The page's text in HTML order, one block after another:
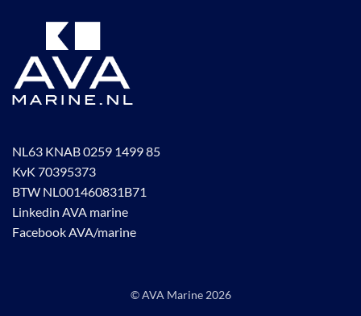
NL63 KNAB 0259 1499 85
KvK 70395373
BTW NL001460831B71
Linkedin AVA marine
Facebook AVA/marine
© AVA Marine2026